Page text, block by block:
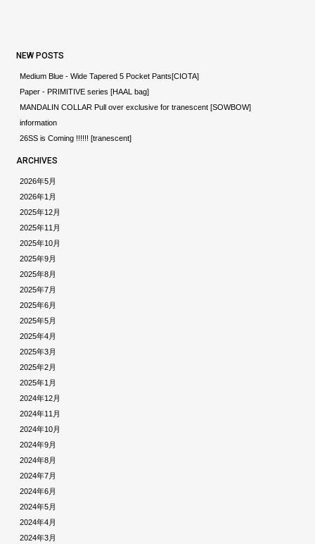
NEW POSTS
Medium Blue - Wide Tapered 5 Pocket Pants[CIOTA]
Paper - PRIMITIVE series [HAAL bag]
MANDALIN COLLAR Pull over exclusive for tranescent [SOWBOW]
information
26SS is Coming !!!!!! [tranescent]
ARCHIVES
2026年5月
2026年1月
2025年12月
2025年11月
2025年10月
2025年9月
2025年8月
2025年7月
2025年6月
2025年5月
2025年4月
2025年3月
2025年2月
2025年1月
2024年12月
2024年11月
2024年10月
2024年9月
2024年8月
2024年7月
2024年6月
2024年5月
2024年4月
2024年3月